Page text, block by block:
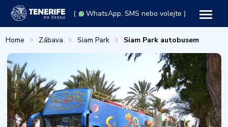
( WhatsApp, SMS nebo volejte )
Home Zábava Siam Park Siam Park autobusem